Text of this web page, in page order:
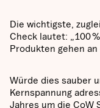
Die wichtigste,
Check lautet: „100
Produkten gehen an
Würde dies sauber
Kernspannung
Jahres um die CoW